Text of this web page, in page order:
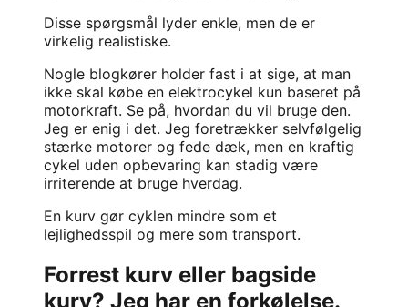
Disse spørgsmål lyder enkle, men de er
virkelig realistiske.
Nogle blogkører holder fast i at sige, at man
ikke skal købe en elektrocykel kun baseret på
motorkraft. Se på, hvordan du vil bruge den.
Jeg er enig i det. Jeg foretrækker selvfølgelig
stærke motorer og fede dæk, men en kraftig
cykel uden opbevaring kan stadig være
irriterende at bruge hverdag.
En kurv gør cyklen mindre som et
lejlighedsspil og mere som transport.
Forrest kurv eller bagside
kurv? Jeg har en forkølelse.